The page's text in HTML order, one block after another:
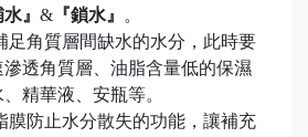
水』 & 『鎖水』
。
足角質層間缺水的水分，此時要
透角質層、油脂含量低的保濕
精華液、安瓶等。
膜防止水分散失的功能，讓補充